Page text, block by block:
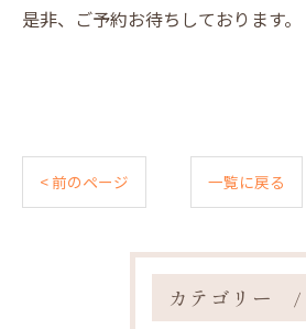
是非、ご予約お待ちしております。
< 前のページ 一覧に戻る
カテゴリー